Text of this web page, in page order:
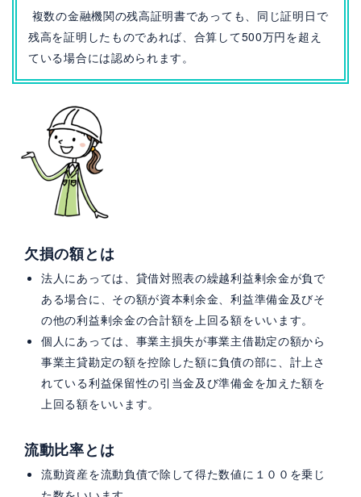
複数の金融機関の残高証明書であっても、同じ証明日で
残高を証明したものであれば、合算して500万円を超え
ている場合には認められます。
欠損の額とは
法人にあっては、貸借対照表の繰越利益剰余金が負で
ある場合に、その額が資本剰余金、利益準備金及びそ
の他の利益剰余金の合計額を上回る額をいいます。
個人にあっては、事業主損失が事業主借勘定の額から
事業主貸勘定の額を控除した額に負債の部に、計上さ
れている利益保留性の引当金及び準備金を加えた額を
上回る額をいいます。
流動比率とは
流動資産を流動負債で除して得た数値に１００を乗じ